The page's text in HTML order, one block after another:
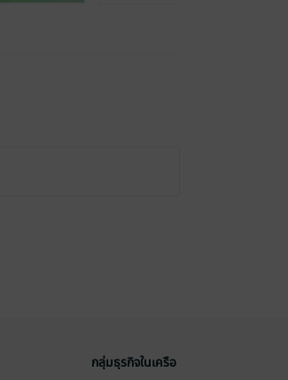
กลุ่มธุรกิจในเครือ